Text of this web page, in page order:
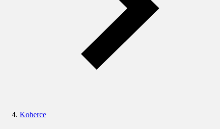
Koberce